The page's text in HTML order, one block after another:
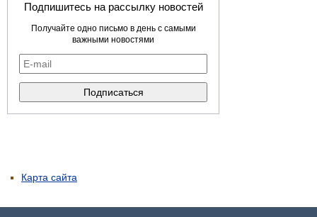
Подпишитесь на рассылку новостей
Получайте одно письмо в день с самыми
важными новостями
Карта сайта